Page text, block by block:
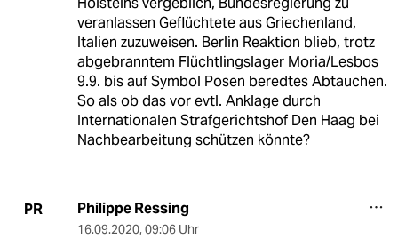
veranlassen Geflüchtete aus Griechenland,
Italien zuzuweisen. Berlin Reaktion blieb, trotz
abgebranntem Flüchtlingslager Moria/Lesbos
9.9. bis auf Symbol Posen beredtes Abtauchen.
So als ob das vor evtl. Anklage durch
Internationalen Strafgerichtshof Den Haag bei
Nachbearbeitung schützen könnte?
PR Philippe Ressing
16.09.2020, 09:06 Uhr